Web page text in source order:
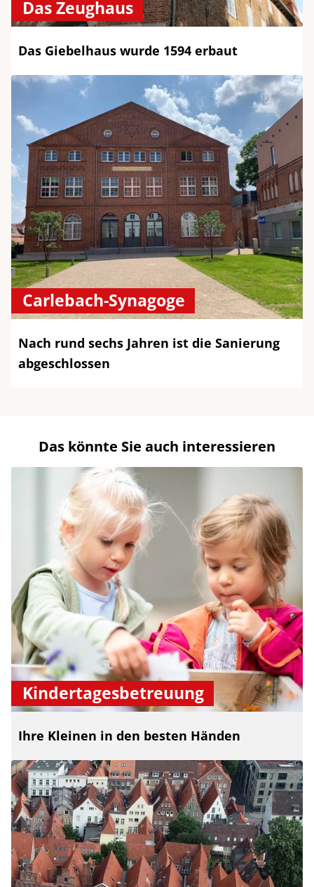
Das Zeughaus
Das Giebelhaus wurde 1594 erbaut
Carlebach-Synagoge
Nach rund sechs Jahren ist die Sanierung
abgeschlossen
Das könnte Sie auch interessieren
Kindertagesbetreuung
Ihre Kleinen in den besten Händen